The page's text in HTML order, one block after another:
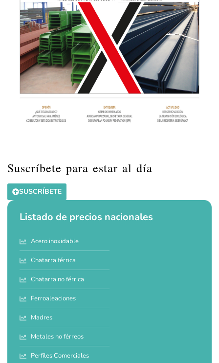
Suscríbete para estar al día
SUSCRÍBETE
Listado de precios nacionales
Acero inoxidable
Chatarra férrica
Chatarra no férrica
Ferroaleaciones
Madres
Metales no férreos
Perfiles Comerciales